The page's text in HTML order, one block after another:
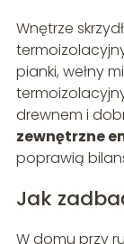
Wnętrze
pianki, wełny
drewnem i
zewnętrzne
poprawią
Jak
W domu przy